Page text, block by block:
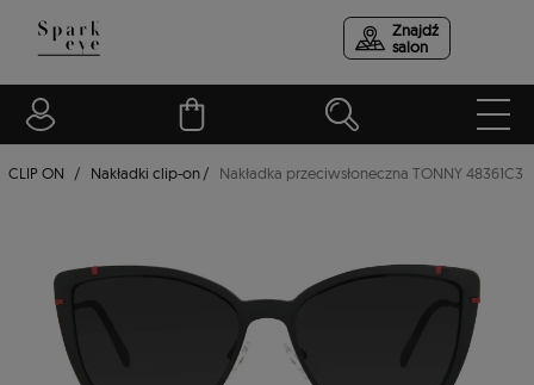
Znajdź
salon
CLIP ON Nakładki clip-on Nakładka przeciwsłoneczna TONNY 48361C3